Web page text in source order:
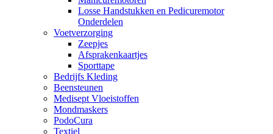
Losse Handstukken en Pedicuremotor
Onderdelen
Voetverzorging
Zeepjes
Afsprakenkaartjes
Sporttape
Bedrijfs Kleding
Beensteunen
Medisept Vloeistoffen
Mondmaskers
PodoCura
Textiel